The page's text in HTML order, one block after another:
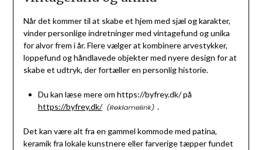
Når det kommer til at skabe et hjem med sjæl og karakter,
vinder personlige indretninger med vintagefund og unika
for alvor frem i år. Flere vælger at kombinere arvestykker,
loppefund og håndlavede objekter med nyere design for at
skabe et udtryk, der fortæller en personlig historie.
Du kan læse mere om https://byfrey.dk/ på
https://byfrey.dk/
.
Det kan være alt fra en gammel kommode med patina,
keramik fra lokale kunstnere eller farverige tæpper fundet